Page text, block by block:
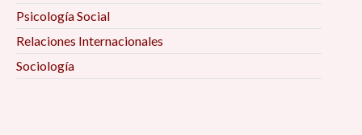
Psicología Social
Relaciones Internacionales
Sociología